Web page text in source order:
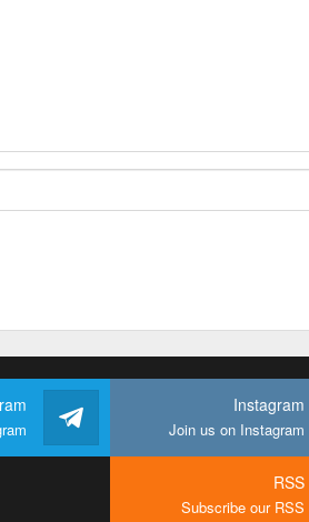
Instagram
Join us on Instagram
RSS
Subscribe our RSS